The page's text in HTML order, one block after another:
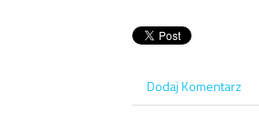
Dodaj Komentarz